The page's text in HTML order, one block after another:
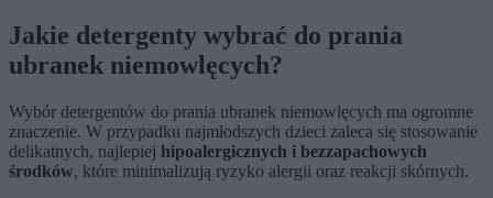
Jakie detergenty wybrać do prania
ubranek niemowlęcych?
Wybór detergentów do prania ubranek niemowlęcych ma ogromne
znaczenie. W przypadku najmłodszych dzieci zaleca się stosowanie
delikatnych, najlepiej hipoalergicznych i bezzapachowych
środków, które minimalizują ryzyko alergii oraz reakcji skórnych.